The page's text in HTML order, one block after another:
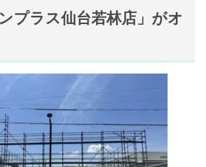
プラス仙台若林店」がオ